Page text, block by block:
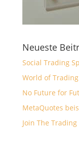
Neueste
Social Trading
World of
No Future for
MetaQuotes
Join The